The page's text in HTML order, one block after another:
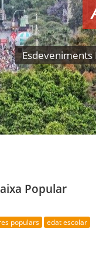
Esdeveniments
Popular
populars
edat escolar